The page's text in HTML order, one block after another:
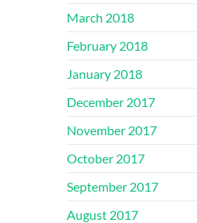
March 2018
February 2018
January 2018
December 2017
November 2017
October 2017
September 2017
August 2017